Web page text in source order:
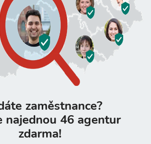
zaměstnance?
najednou 46 agentur
zdarma!